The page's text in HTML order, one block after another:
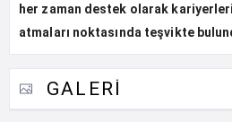
her zaman destek olarak
atmaları noktasında teşvikte
GALERI